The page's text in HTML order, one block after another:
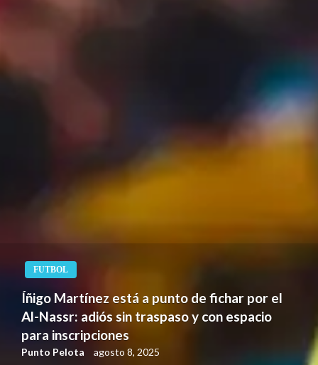
FUTBOL FEMENINO
Inglaterra vs España: la gran final de la
Eurocopa Femenina 2025 ya tiene fecha y
sede
Punto Pelota julio 24, 2025